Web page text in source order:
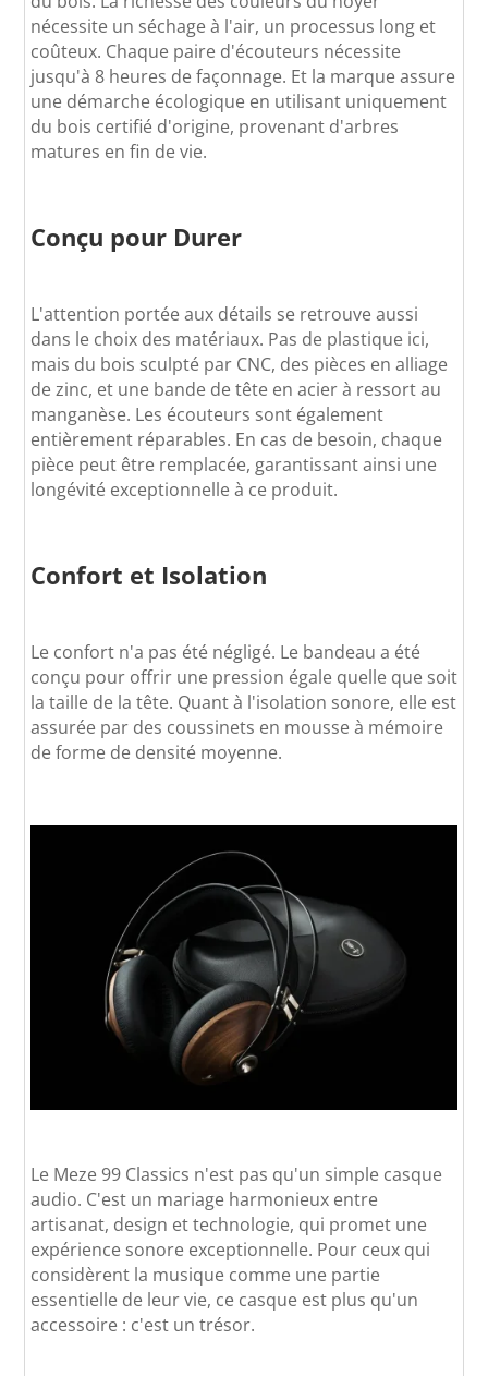
nécessite un séchage à l'air, un processus long et
coûteux. Chaque paire d'écouteurs nécessite
jusqu'à 8 heures de façonnage. Et la marque assure
une démarche écologique en utilisant uniquement
du bois certifié d'origine, provenant d'arbres
matures en fin de vie.
Conçu pour Durer
L'attention portée aux détails se retrouve aussi
dans le choix des matériaux. Pas de plastique ici,
mais du bois sculpté par CNC, des pièces en alliage
de zinc, et une bande de tête en acier à ressort au
manganèse. Les écouteurs sont également
entièrement réparables. En cas de besoin, chaque
pièce peut être remplacée, garantissant ainsi une
longévité exceptionnelle à ce produit.
Confort et Isolation
Le confort n'a pas été négligé. Le bandeau a été
conçu pour offrir une pression égale quelle que soit
la taille de la tête. Quant à l'isolation sonore, elle est
assurée par des coussinets en mousse à mémoire
de forme de densité moyenne.
Le Meze 99 Classics n'est pas qu'un simple casque
audio. C'est un mariage harmonieux entre
artisanat, design et technologie, qui promet une
expérience sonore exceptionnelle. Pour ceux qui
considèrent la musique comme une partie
essentielle de leur vie, ce casque est plus qu'un
accessoire : c'est un trésor.